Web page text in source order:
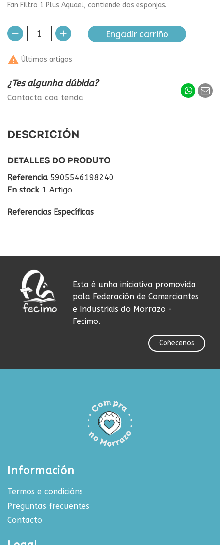
Fan Filtro 1 Plus Aquael, contiende dos esponjas.
Engadir carriño
 Últimos artigos
¿Tes algunha dúbida?
Contacta coa tenda
DESCRICIÓN
DETALLES DO PRODUTO
Referencia 5905546198240
En stock 1 Artigo
Referencias Específicas
Esta é unha iniciativa promovida
pola Federación de Comerciantes
e Industriais do Morrazo -
Fecimo.
Coñecenos
Información
Termos e condicións
Preguntas frecuentes
Contacto